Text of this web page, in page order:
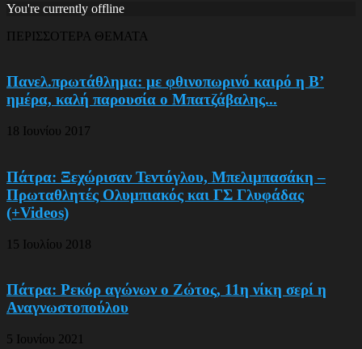
You're currently offline
ΠΕΡΙΣΣΟΤΕΡΑ ΘΕΜΑΤΑ
Πανελ.πρωτάθλημα: με φθινοπωρινό καιρό η Β’
ημέρα, καλή παρουσία ο Μπατζάβαλης...
18 Ιουνίου 2017
Πάτρα: Ξεχώρισαν Τεντόγλου, Μπελιμπασάκη –
Πρωταθλητές Ολυμπιακός και ΓΣ Γλυφάδας
(+Videos)
15 Ιουλίου 2018
Πάτρα: Ρεκόρ αγώνων ο Ζώτος, 11η νίκη σερί η
Αναγνωστοπούλου
5 Ιουνίου 2021